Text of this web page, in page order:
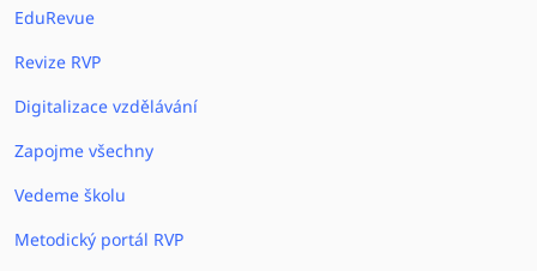
EduRevue
Revize RVP
Digitalizace vzdělávání
Zapojme všechny
Vedeme školu
Metodický portál RVP